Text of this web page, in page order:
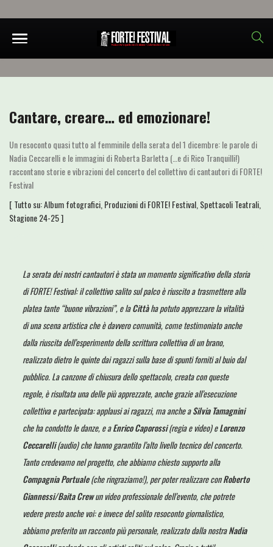
Cantare, creare… ed emozionare!
Un resoconto quasi tutto al femminile della serata del 1 dicembre: le parole di
Nadia Ceccarelli e le immagini di Roberta Barletta (…e di Rico Tranquilli!)
raccontano storie e vibrazioni del concerto del collettivo di cantautori di FORTE!
Festival
[ Tutto su:Album fotografici Produzioni di FORTE! Festival Spettacoli Teatrali
Stagione 24-25]
La serata dei nostri cantautori è stata un momento significativo della storia
di FORTE! Festival: il collettivo salito sul palco è riuscito a trasmettere alla
platea tante “buone vibrazioni”, e laCittàha potuto apprezzare la vitalità
di una scena artistica che è davvero comunità, come testimoniato anche
dalla riuscita dell’esperimento della scrittura collettiva di un brano,
realizzato dietro le quinte dai ragazzi sulla base di spunti forniti al buio dal
pubblico. La canzone di chiusura dello spettacolo, creata con queste
regole, è risultata una delle più apprezzate, anche grazie all’esecuzione
collettiva e partecipata: applausi ai ragazzi, ma anche aSilvia Tamagnini
che ha condotto le danze, e aEnrico Caporossi(regia e video) eLorenzo
Ceccarelli(audio) che hanno garantito l’alto livello tecnico del concerto.
Tanto credevamo nel progetto, che abbiamo chiesto supporto alla
Compagnia Portuale(che ringraziamo!), per poter realizzare conRoberto
Giannessi/Baita Crewun video professionale dell’evento, che potrete
vedere presto anche voi: e invece del solito resoconto giornalistico,
abbiamo preferito un racconto più personale, realizzato dalla nostraNadia